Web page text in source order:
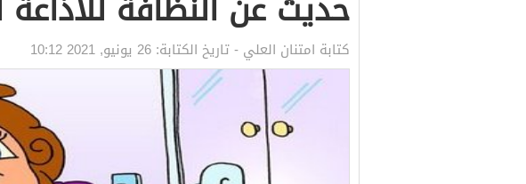
كتابة امتنان العلي - تاريخ الكتابة: 26 يونيو, 2021 10:12